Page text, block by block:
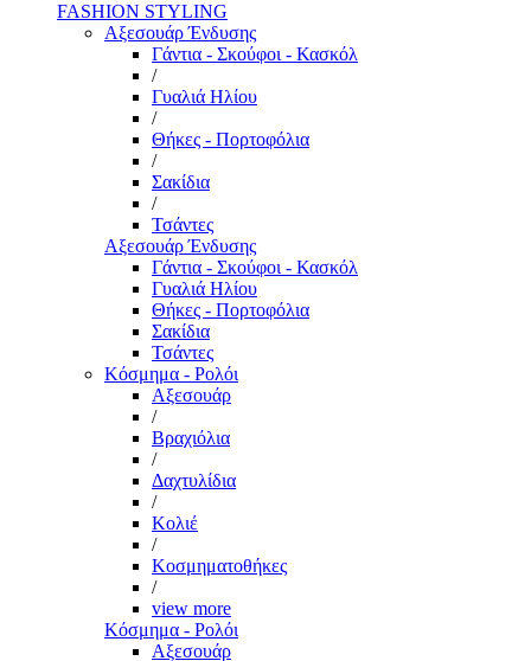
FASHION STYLING
Αξεσουάρ Ένδυσης
Γάντια - Σκούφοι - Κασκόλ
/
Γυαλιά Ηλίου
/
Θήκες - Πορτοφόλια
/
Σακίδια
/
Τσάντες
Αξεσουάρ Ένδυσης
Γάντια - Σκούφοι - Κασκόλ
Γυαλιά Ηλίου
Θήκες - Πορτοφόλια
Σακίδια
Τσάντες
Κόσμημα - Ρολόι
Αξεσουάρ
/
Βραχιόλια
/
Δαχτυλίδια
/
Κολιέ
/
Κοσμηματοθήκες
/
view more
Κόσμημα - Ρολόι
Αξεσουάρ